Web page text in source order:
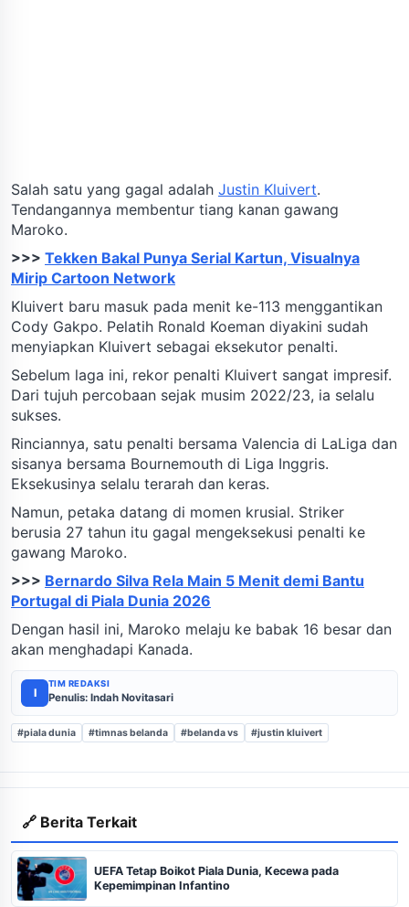
Salah satu yang gagal adalah Justin Kluivert.
Tendangannya membentur tiang kanan gawang
Maroko.
>>> Tekken Bakal Punya Serial Kartun, Visualnya
Mirip Cartoon Network
Kluivert baru masuk pada menit ke-113 menggantikan
Cody Gakpo. Pelatih Ronald Koeman diyakini sudah
menyiapkan Kluivert sebagai eksekutor penalti.
Sebelum laga ini, rekor penalti Kluivert sangat impresif.
Dari tujuh percobaan sejak musim 2022/23, ia selalu
sukses.
Rinciannya, satu penalti bersama Valencia di LaLiga dan
sisanya bersama Bournemouth di Liga Inggris.
Eksekusinya selalu terarah dan keras.
Namun, petaka datang di momen krusial. Striker
berusia 27 tahun itu gagal mengeksekusi penalti ke
gawang Maroko.
>>> Bernardo Silva Rela Main 5 Menit demi Bantu
Portugal di Piala Dunia 2026
Dengan hasil ini, Maroko melaju ke babak 16 besar dan
akan menghadapi Kanada.
I
TIM REDAKSI
Penulis: Indah Novitasari
#piala dunia #timnas belanda #belanda vs #justin kluivert
🔗 Berita Terkait
UEFA Tetap Boikot Piala Dunia, Kecewa pada
Kepemimpinan Infantino